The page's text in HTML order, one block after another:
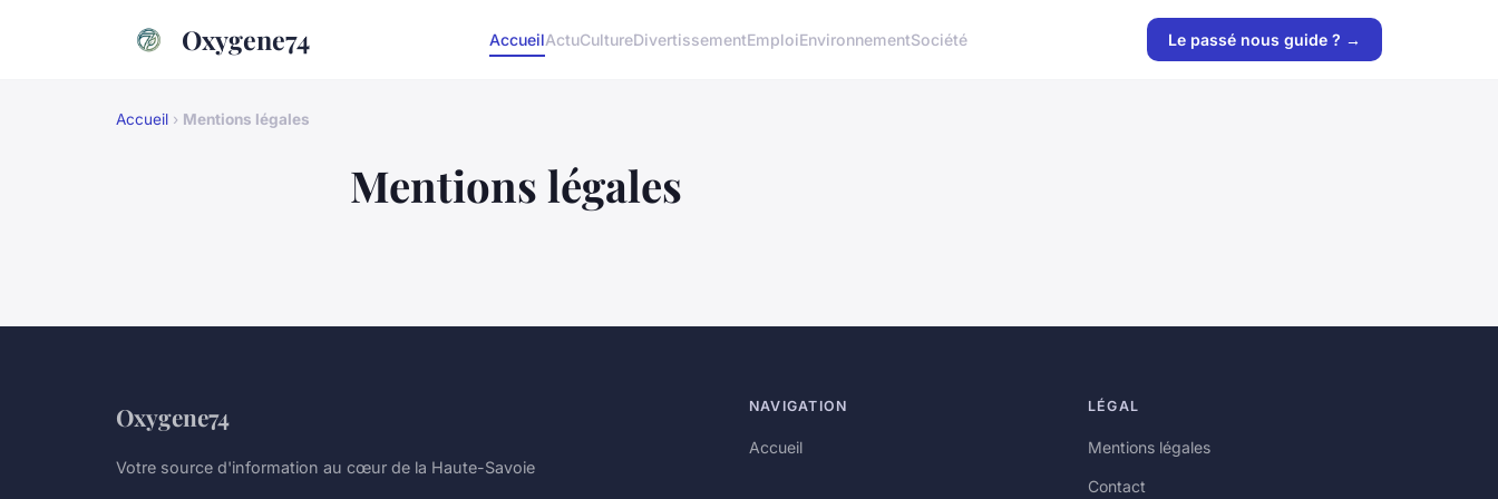
Oxygene74 AccueilActuCultureDivertissementEmploiEnvironnementSociété Le passé nous guide ? →
Accueil › Mentions légales
Mentions légales
Oxygene74
Votre source d'information au cœur de la Haute-Savoie
NAVIGATION
Accueil
LÉGAL
Mentions légales
Contact